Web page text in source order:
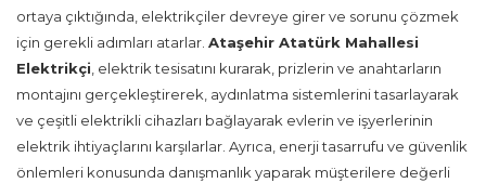
ortaya çıktığında, elektrikçiler devreye girer ve sorunu çözmek
için gerekli adımları atarlar. Ataşehir Atatürk Mahallesi
Elektrikçi , elektrik tesisatını kurarak, prizlerin ve anahtarların
montajını gerçekleştirerek, aydınlatma sistemlerini tasarlayarak
ve çeşitli elektrikli cihazları bağlayarak evlerin ve işyerlerinin
elektrik ihtiyaçlarını karşılarlar. Ayrıca, enerji tasarrufu ve güvenlik
önlemleri konusunda danışmanlık yaparak müşterilere değerli